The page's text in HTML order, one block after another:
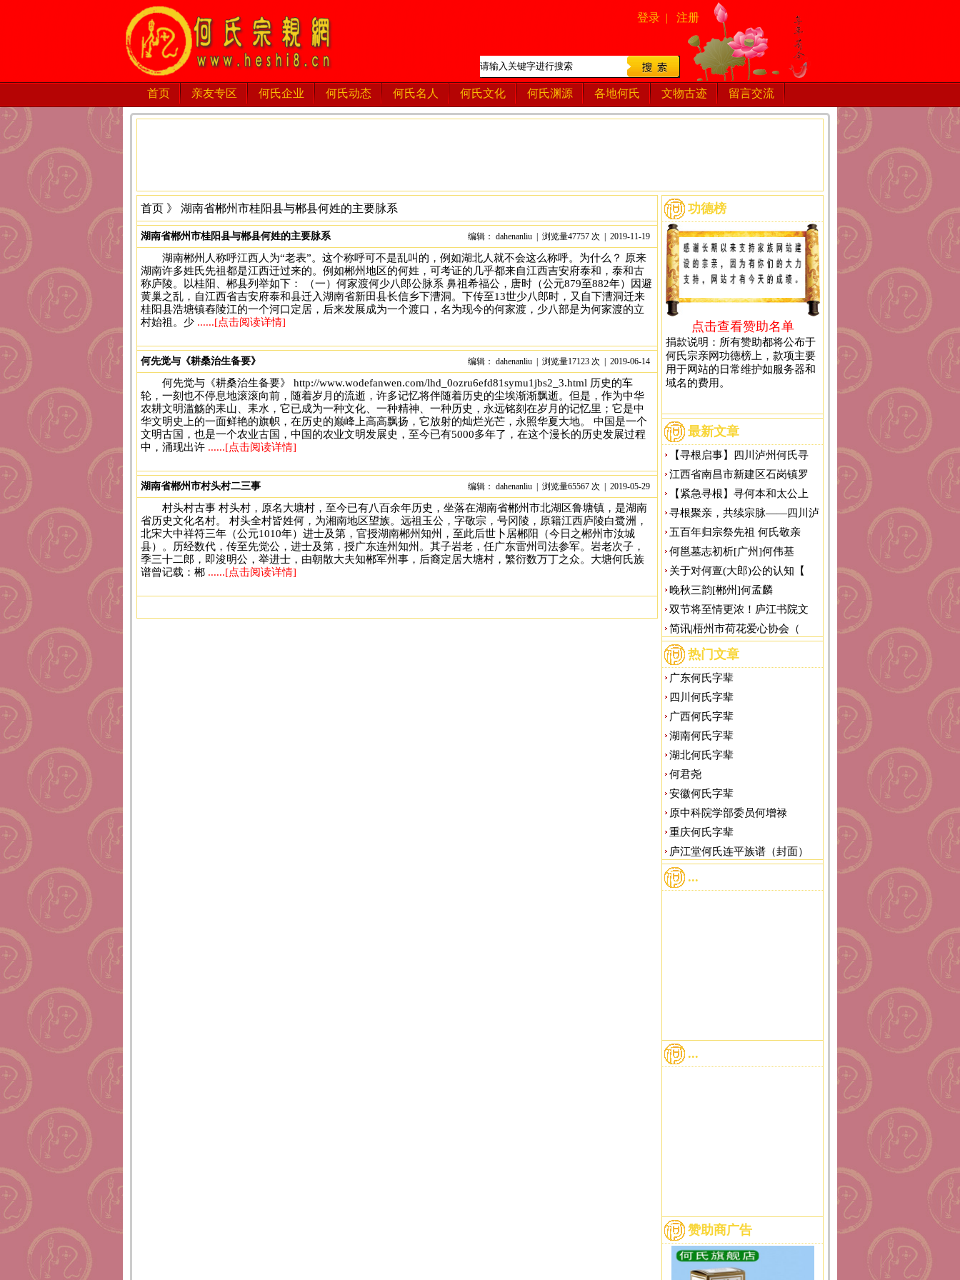
登录 | 注册
首页 亲友专区 何氏企业 何氏动态 何氏名人 何氏文化 何氏渊源 各地何氏 文物古迹 留言交流
首页 》 湖南省郴州市桂阳县与郴县何姓的主要脉系
湖南省郴州市桂阳县与郴县何姓的主要脉系 编辑： dahenanliu | 浏览量47757 次 | 2019-11-19
湖南郴州人称呼江西人为“老表”。这个称呼可不是乱叫的，例如湖北人就不会这么称呼。为什么？ 原来
湖南许多姓氏先祖都是江西迁过来的。例如郴州地区的何姓，可考证的几乎都来自江西吉安府泰和，泰和古
称庐陵。以桂阳、郴县列举如下： （一）何家渡何少八郎公脉系 鼻祖希福公，唐时（公元879至882年）因避
黄巢之乱，自江西省吉安府泰和县迁入湖南省新田县长信乡下漕洞。下传至13世少八郎时，又自下漕洞迁来
桂阳县浩塘镇舂陵江的一个河口定居，后来发展成为一个渡口，名为现今的何家渡，少八部是为何家渡的立
村始祖。少 ......[点击阅读详情]
何先觉与《耕桑治生备要》 编辑： dahenanliu | 浏览量17123 次 | 2019-06-14
何先觉与《耕桑治生备要》 http://www.wodefanwen.com/lhd_0ozru6efd81symu1jbs2_3.html 历史的车
轮，一刻也不停息地滚滚向前，随着岁月的流逝，许多记忆将伴随着历史的尘埃渐渐飘逝。但是，作为中华
农耕文明滥觞的耒山、耒水，它已成为一种文化、一种精神、一种历史，永远铭刻在岁月的记忆里；它是中
华文明史上的一面鲜艳的旗帜，在历史的巅峰上高高飘扬，它放射的灿烂光芒，永照华夏大地。 中国是一个
文明古国，也是一个农业古国，中国的农业文明发展史，至今已有5000多年了，在这个漫长的历史发展过程
中，涌现出许 ......[点击阅读详情]
湖南省郴州市村头村二三事 编辑： dahenanliu | 浏览量65567 次 | 2019-05-29
村头村古事 村头村，原名大塘村，至今已有八百余年历史，坐落在湖南省郴州市北湖区鲁塘镇，是湖南
省历史文化名村。 村头全村皆姓何，为湘南地区望族。远祖玉公，字敬宗，号冈陵，原籍江西庐陵白鹭洲，
北宋大中祥符三年（公元1010年）进士及第，官授湖南郴州知州，至此后世卜居郴阳（今日之郴州市汝城
县）。历经数代，传至先觉公，进士及第，授广东连州知州。其子岩老，任广东雷州司法参军。岩老次子，
季三十二郎，即浚明公，举进士，由朝散大夫知郴军州事，后裔定居大塘村，繁衍数万丁之众。大塘何氏族
谱曾记载：郴 ......[点击阅读详情]
功德榜
点击查看赞助名单
捐款说明：所有赞助都将公布于
何氏宗亲网功德榜上，款项主要
用于网站的日常维护如服务器和
域名的费用。
最新文章
【寻根启事】四川泸州何氏寻
江西省南昌市新建区石岗镇罗
【紧急寻根】寻何本和太公上
寻根聚亲，共续宗脉——四川泸
五百年归宗祭先祖 何氏敬亲
何邕墓志初析[广州]何伟基
关于对何亶(大郎)公的认知【
晚秋三韵[郴州]何孟麟
双节将至情更浓！庐江书院文
简讯|梧州市荷花爱心协会（
热门文章
广东何氏字辈
四川何氏字辈
广西何氏字辈
湖南何氏字辈
湖北何氏字辈
何君尧
安徽何氏字辈
原中科院学部委员何增禄
重庆何氏字辈
庐江堂何氏连平族谱（封面）
...
...
赞助商广告